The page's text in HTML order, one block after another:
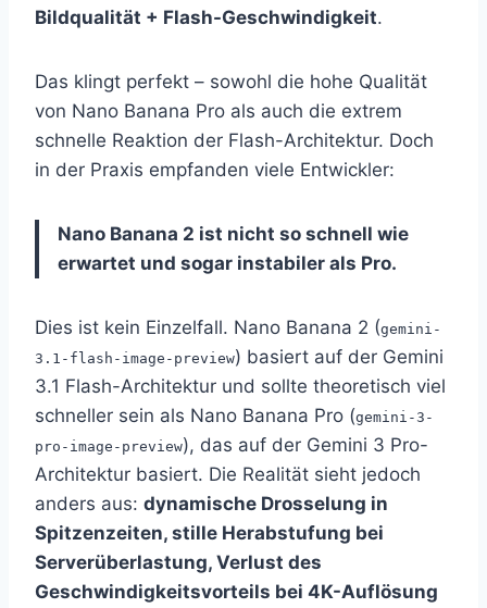
Bildqualität + Flash-Geschwindigkeit.
Das klingt perfekt – sowohl die hohe Qualität
von Nano Banana Pro als auch die extrem
schnelle Reaktion der Flash-Architektur. Doch
in der Praxis empfanden viele Entwickler:
Nano Banana 2 ist nicht so schnell wie
erwartet und sogar instabiler als Pro.
Dies ist kein Einzelfall. Nano Banana 2 (gemini-
3.1-flash-image-preview) basiert auf der Gemini
3.1 Flash-Architektur und sollte theoretisch viel
schneller sein als Nano Banana Pro (gemini-3-
pro-image-preview), das auf der Gemini 3 Pro-
Architektur basiert. Die Realität sieht jedoch
anders aus: dynamische Drosselung in
Spitzenzeiten, stille Herabstufung bei
Serverüberlastung, Verlust des
Geschwindigkeitsvorteils bei 4K-Auflösung